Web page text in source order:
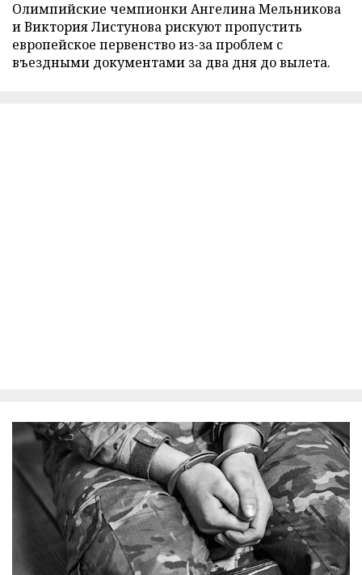
Олимпийские чемпионки Ангелина Мельникова
и Виктория Листунова рискуют пропустить
европейское первенство из-за проблем с
въездными документами за два дня до вылета.